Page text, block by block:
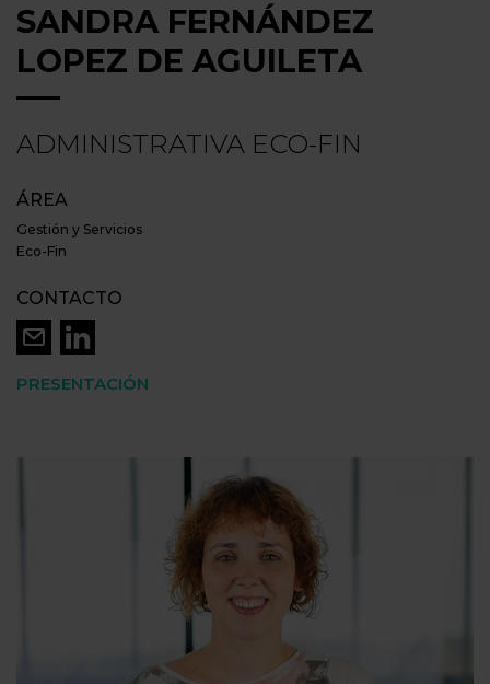
SANDRA FERNÁNDEZ
LOPEZ DE AGUILETA
ADMINISTRATIVA ECO-FIN
ÁREA
Gestión y Servicios
Eco-Fin
CONTACTO
PRESENTACIÓN